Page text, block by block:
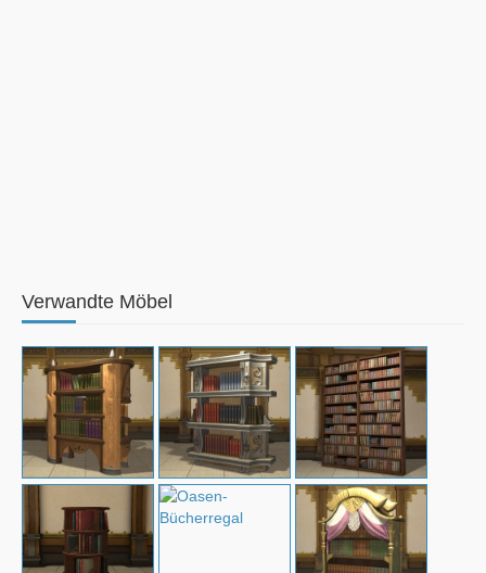
Verwandte Möbel